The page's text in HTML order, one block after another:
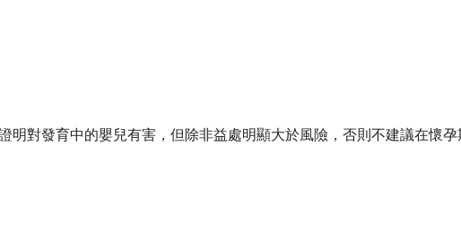
明對發育中的嬰兒有害，但除非益處明顯大於風險，否則不建議在懷